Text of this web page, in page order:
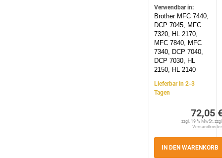
Verwendbar in:
Brother MFC 7440,
DCP 7045, MFC
7320, HL 2170,
MFC 7840, MFC
7340, DCP 7040,
DCP 7030, HL
2150, HL 2140
Lieferbar in 2-3
Tagen
72,05
zzgl. 19 % MwSt.
IN DEN WARENKORB